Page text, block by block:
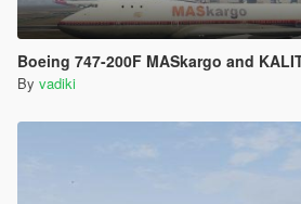
Boeing 747-200F MASkargo and
By vadiki